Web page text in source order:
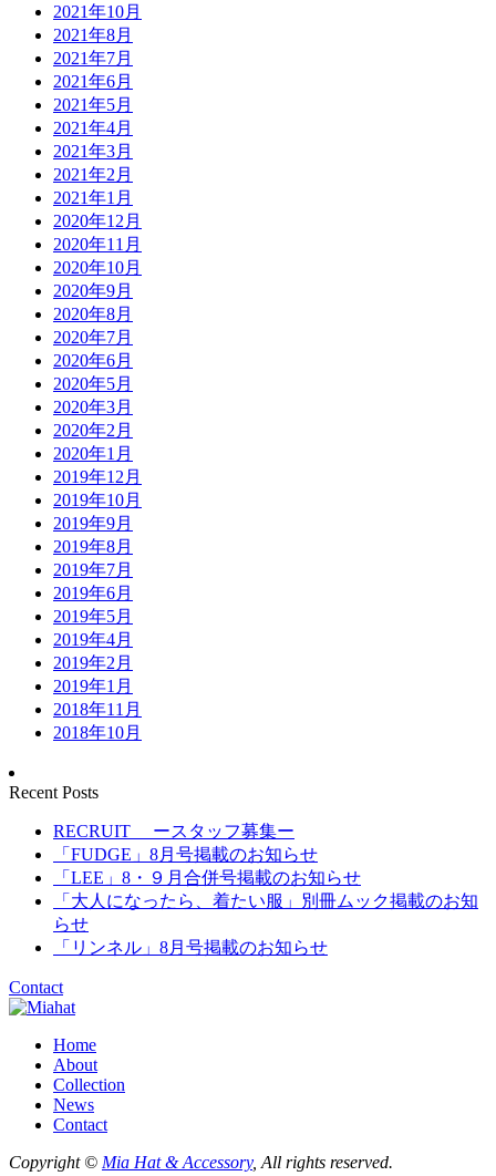
2021年10月
2021年8月
2021年7月
2021年6月
2021年5月
2021年4月
2021年3月
2021年2月
2021年1月
2020年12月
2020年11月
2020年10月
2020年9月
2020年8月
2020年7月
2020年6月
2020年5月
2020年3月
2020年2月
2020年1月
2019年12月
2019年10月
2019年9月
2019年8月
2019年7月
2019年6月
2019年5月
2019年4月
2019年2月
2019年1月
2018年11月
2018年10月
Recent Posts
RECRUIT ースタッフ募集ー
「FUDGE」8月号掲載のお知らせ
「LEE」8・９月合併号掲載のお知らせ
「大人になったら、着たい服」別冊ムック掲載のお知
らせ
「リンネル」8月号掲載のお知らせ
Contact
Home
About
Collection
News
Contact
Copyright © Mia Hat & Accessory, All rights reserved.